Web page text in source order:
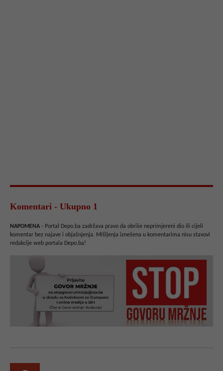
Komentari - Ukupno 1
NAPOMENA - Portal Depo.ba zadržava pravo da obriše neprimjereni dio ili cijeli
komentar bez najave i objašnjenja. Mišljenja iznešena u komentarima nisu stavovi
redakcije web portala Depo.ba!